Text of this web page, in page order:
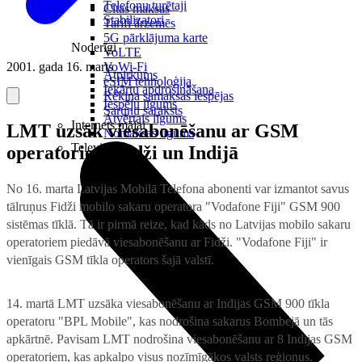
Citas maksas
Tarifi ārzemēs
5G pārklājuma karte
VoLTE
VoWi-Fi
eSIM tehnoloģija
Rēķina samaksas iespējas
Sarunu saraksts
Internets mājai
Telefonu turētaji
Stabilizatori
Noderīgi
Atpirkums
Iekārtu apdrošināšana
Iespēju līgums
Atvērtais līgums
Nomaksas līgums
Televizori
2001. gada 16. marts
LMT uzsāk viesabonēšanu ar GSM
operatoriem Fidži un Indijā
No 16. marta Latvijas Mobilā Telefona abonenti var izmantot savus
tālruņus Fidži mobilo sakaru operatora "Vodafone Fiji" GSM 900
sistēmas tīklā. Tā ir pirmā reize, kad kāds no Latvijas mobilo sakaru
operatoriem piedāvā viesabonēšanu ar Fidži. "Vodafone Fiji" ir
vienīgais GSM tīkla operators šajā valstī.
14. martā LMT uzsāka viesabonēšanu ar Indijas GSM 900 tīkla
operatoru "BPL Mobile", kas nodrošina sakarus Bombejā un tās
apkārtnē. Pavisam LMT nodrošina viesabonēšanu ar 8 Indijas GSM
operatoriem, kas apkalpo visus nozīmīgākos valsts reģionus.